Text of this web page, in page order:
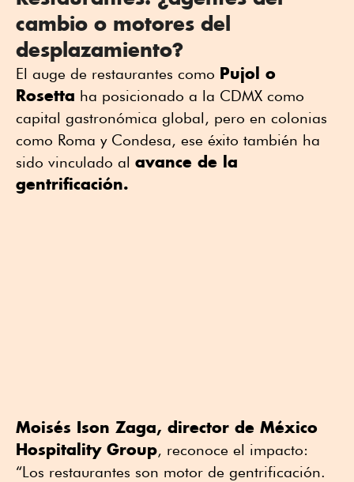
cambio o motores del
desplazamiento?
El auge de restaurantes como Pujol o
Rosetta ha posicionado a la CDMX como
capital gastronómica global, pero en colonias
como Roma y Condesa, ese éxito también ha
sido vinculado al avance de la
gentrificación.
Moisés Ison Zaga, director de México
Hospitality Group, reconoce el impacto:
“Los restaurantes son motor de gentrificación.